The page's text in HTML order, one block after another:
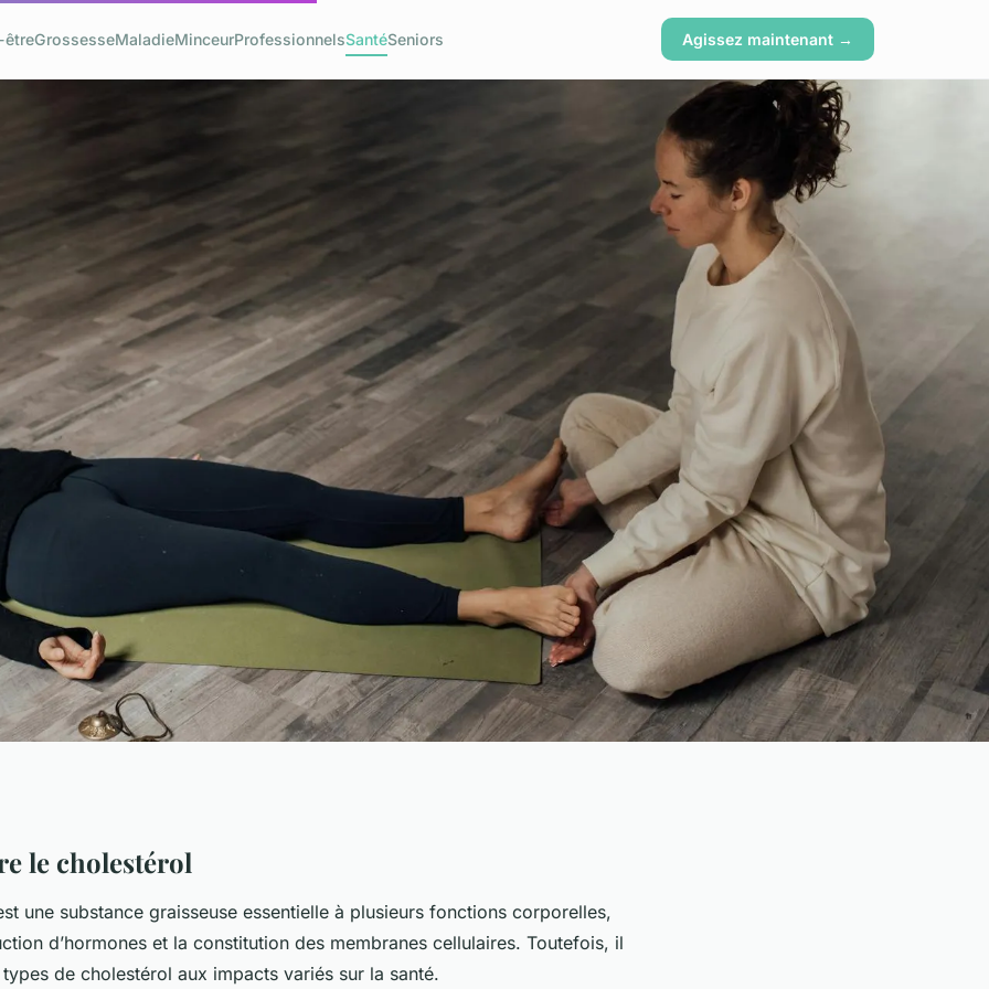
êtreGrossesseMaladieMinceurProfessionnelsSantéSeniors Agissez maintenant →
silencieux de
le cholestérol
une substance graisseuse essentielle à plusieurs fonctions corporelles,
d’hormones et la constitution des membranes cellulaires. Toutefois, il
de cholestérol aux impacts variés sur la santé.